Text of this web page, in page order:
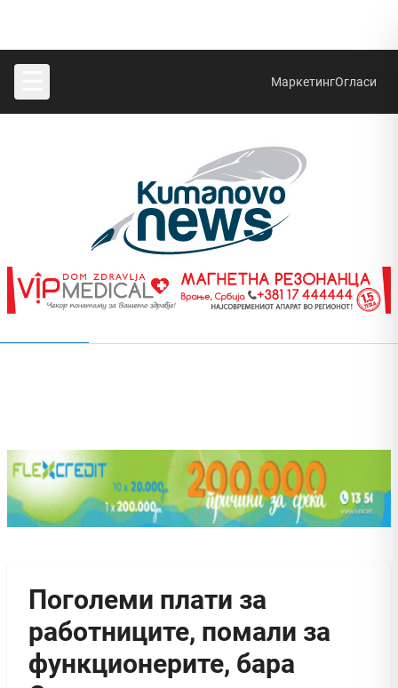
МаркетингОгласи
Поголеми плати за
работниците, помали за
функционерите, бара